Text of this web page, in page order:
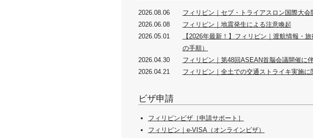
2026.08.06
フィリピン｜セブ・トライアスロン国際大会
2026.06.08
フィリピン｜地震発生による注意喚起
2026.05.01
【2026年最新！】フィリピン｜渡航情報・
の手順）
2026.04.30
フィリピン｜第48回ASEAN首脳会議開催に
2026.04.21
フィリピン｜全土での交通ストライキ実施に
ビザ申請
フィリピンビザ［申請サポート］
フィリピン｜e-VISA（オンラインビザ）